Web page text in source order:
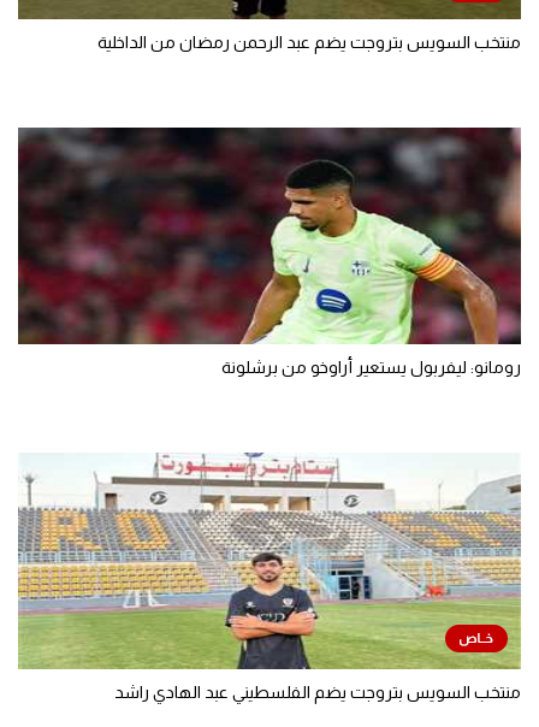
منتخب السويس بتروجت يضم عبد الرحمن رمضان من الداخلية
رومانو: ليفربول يستعير أراوخو من برشلونة
منتخب السويس بتروجت يضم الفلسطيني عبد الهادي راشد